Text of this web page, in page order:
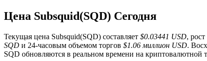
USDT-фьючерсы
Фьючерсы с использованием USDT в качестве
Цена Subsquid(SQD) Сегодня
Текущая цена Subsquid(SQD) составляет $0.03441 USD, рост
SQD и 24-часовым объемом торгов $1.06 миллион USD.
SQD обновляются в реальном времени на криптовалютной